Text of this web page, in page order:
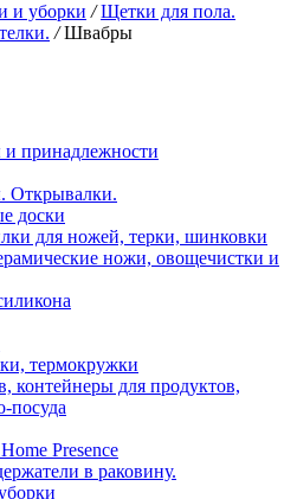
и уборки / Щетки для пола.
/Швабры
и принадлежности
Открывалки.
доски
для ножей, терки, шинковки
ножи, овощечистки и
термокружки
контейнеры для продуктов,
посуда
Presence
в раковину.